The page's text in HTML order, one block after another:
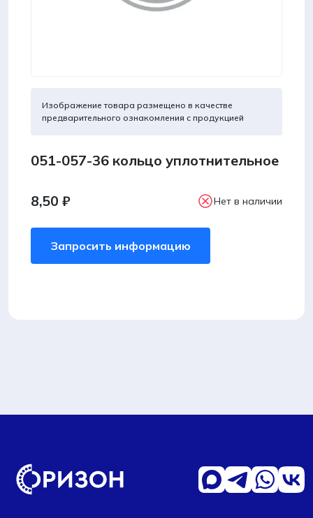
Изображение товара размещено в качестве
предварительного ознакомления с продукцией
051-057-36 кольцо уплотнительное
8,50 ₽ Нет в наличии
Запросить информацию